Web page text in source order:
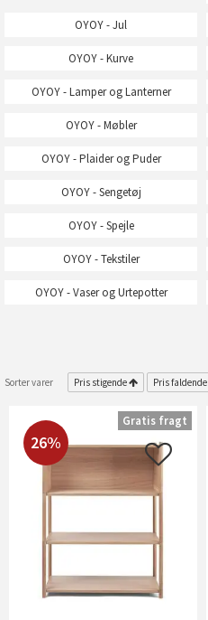
OYOY - Jul
OYOY - Kurve
OYOY - Lamper og Lanterner
OYOY - Møbler
OYOY - Plaider og Puder
OYOY - Sengetøj
OYOY - Spejle
OYOY - Tekstiler
OYOY - Vaser og Urtepotter
Sorter varer Pris stigende Pris faldende
26%
Gratis fragt